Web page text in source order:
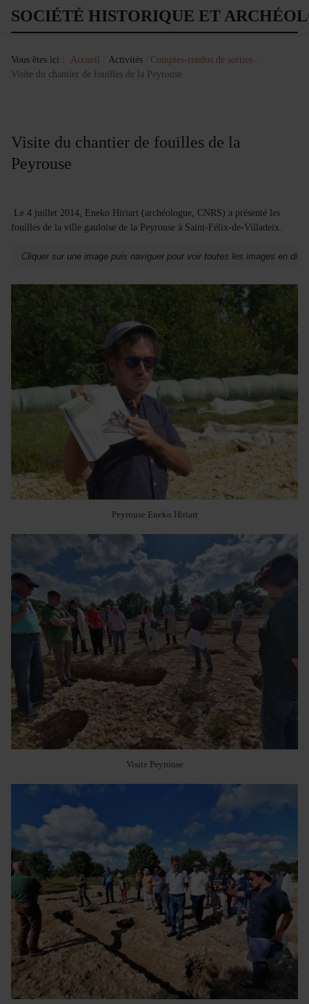
SOCIÉTÉ HISTORIQUE ET
Vous êtes ici : Accueil Activités
Comptes-rendus de sorties
Visite du chantier de fouilles de la Peyrouse
Visite du chantier de fouilles de la
Peyrouse
Le 4 juillet 2014, Eneko Hiriart (archéologue, CNRS) a présenté les
fouilles de la ville gauloise de la Peyrouse à Saint-Félix-de-Villadeix.
Cliquer sur une image puis naviguer pour voir toutes les images en
Peyrouse Eneko Hiriart
Visite Peyrouse